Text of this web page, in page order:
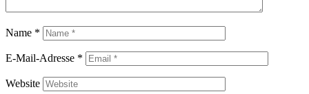
Name *
E-Mail-Adresse *
Website